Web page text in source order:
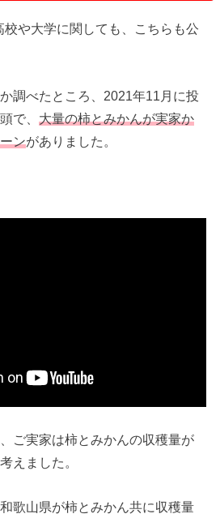
や大学に関しても、こちらも公
調べたところ、2021年11月に投
で、大量の柿とみかんが実家か
ンがありました。
ご実家は柿とみかんの収穫量が
えました。
歌山県が柿とみかん共に収穫量